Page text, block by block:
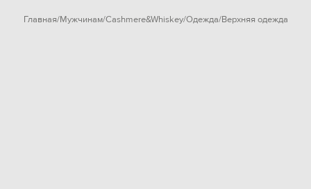
Главная Мужчинам Cashmere&Whiskey Одежда Верхняя одежда